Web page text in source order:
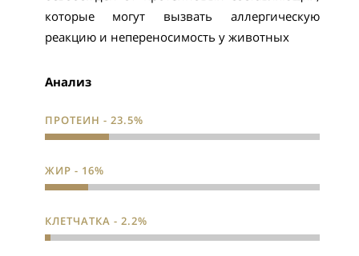
которые могут вызвать аллергическую
реакцию и непереносимость у животных
Анализ
ПРОТЕИН - 23.5%
ЖИР - 16%
КЛЕТЧАТКА - 2.2%